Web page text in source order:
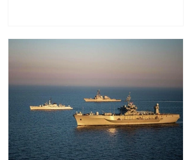
Հայրապետյան